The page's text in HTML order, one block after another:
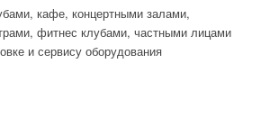
кафе, концертными залами,
фитнес клубами, частными лицами
и сервису оборудования